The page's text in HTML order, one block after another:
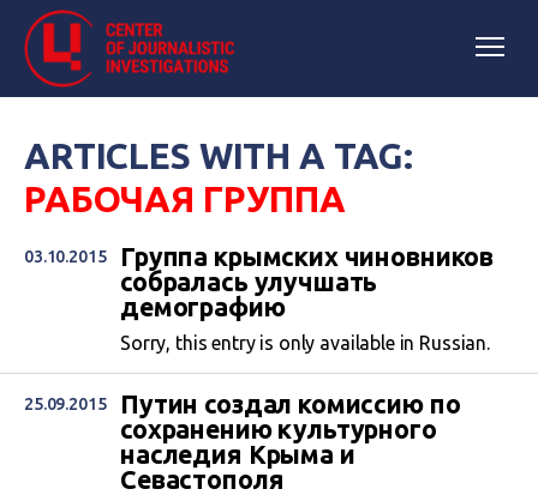
ARTICLES WITH A TAG:
РАБОЧАЯ ГРУППА
03.10.2015
Группа крымских чиновников
собралась улучшать
демографию
Sorry, this entry is only available in Russian.
25.09.2015
Путин создал комиссию по
сохранению культурного
наследия Крыма и
Севастополя